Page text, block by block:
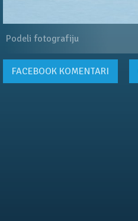
Podeli fotografiju
FACEBOOKKOMENTARI